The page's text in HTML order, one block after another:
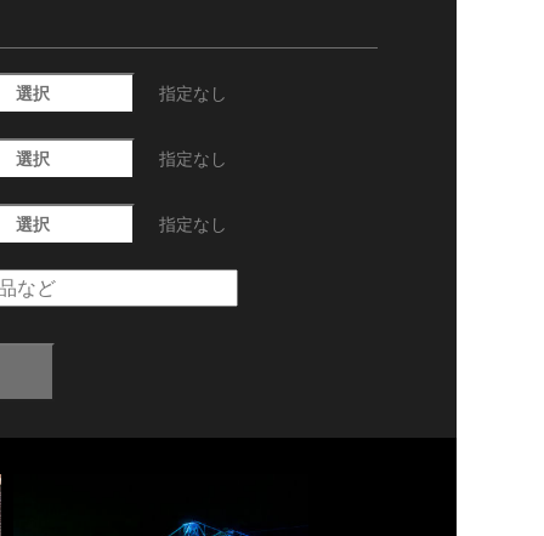
選択 指定なし
選択 指定なし
選択 指定なし